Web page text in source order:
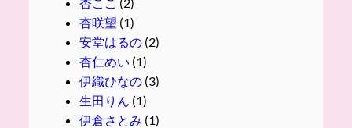
杏咲望 (1)
安堂はるの(2)
杏仁めい (1)
伊織ひなの(3)
生田りん (1)
伊倉さとみ (1)